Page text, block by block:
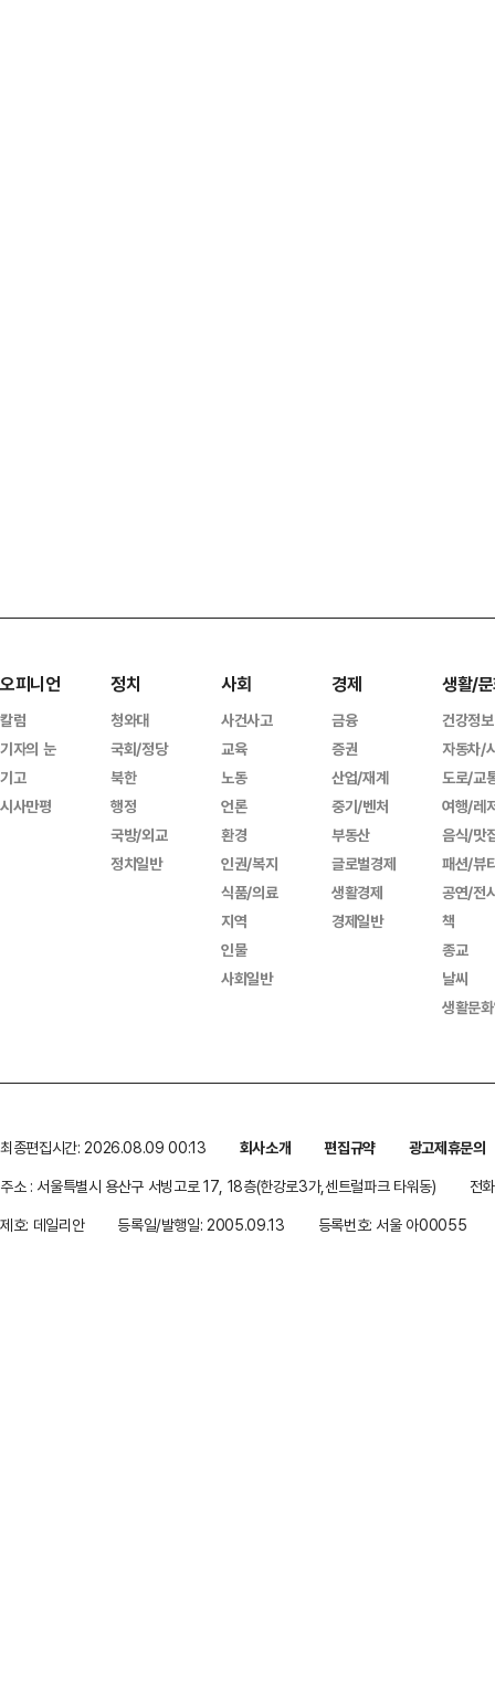
오피니언
칼럼
기자의 눈
기고
시사만평
정치
청와대
국회/정당
북한
행정
국방/외교
정치일반
사회
사건사고
교육
노동
언론
환경
인권/복지
식품/의료
지역
인물
사회일반
경제
금융
증권
산업/재계
중기/벤처
부동산
글로벌경제
생활경제
경제일반
생활/
건강정보
자동차/
도로/교
여행/레
음식/맛
패션/뷰
공연/전
책
종교
날씨
생활문
최종편집시간: 2026.08.09 00:13 회사소개 편집규약
광고제휴문의
주소 : 서울특별시 용산구 서빙고로 17, 18층(한강로3가,센트럴파크 타워동)
전
제호: 데일리안
등록일/발행일: 2005.09.13 등록번호: 서울 아00055